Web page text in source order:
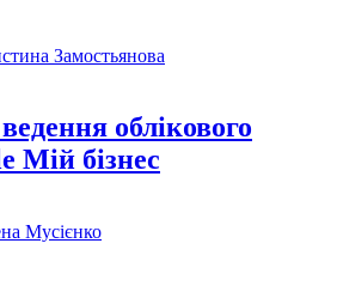
Замостьянова
облікового
Мій бізнес
Мусієнко